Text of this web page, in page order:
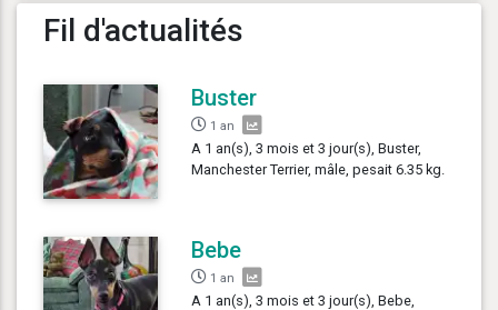
Fil d'actualités
Buster
1 an
A 1 an(s), 3 mois et 3 jour(s), Buster,
Manchester Terrier, mâle, pesait 6.35 kg.
Bebe
1 an
A 1 an(s), 3 mois et 3 jour(s), Bebe,